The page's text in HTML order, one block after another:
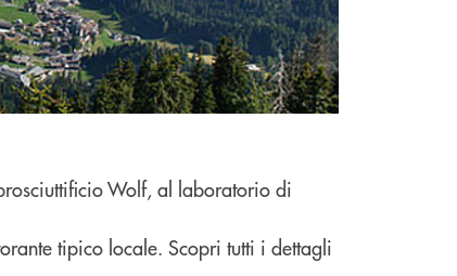
Wolf, al laboratorio di
tipico locale. Scopri tutti i dettagli